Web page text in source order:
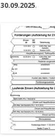
30.09.2025.